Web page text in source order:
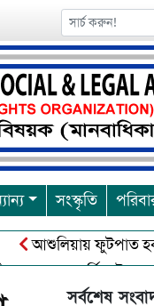
সংস্কৃতি
ফুটপাত হকার মুক্ত
পূর্নিমা উৎসব শুরু
সর্বশেষ